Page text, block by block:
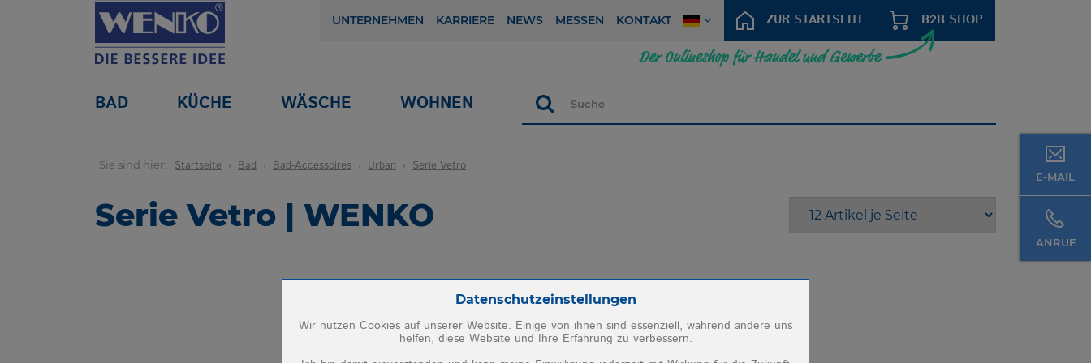
E-MAIL
ANRUF
UNTERNEHMEN KARRIERE NEWS MESSEN KONTAKT ZUR STARTSEITE B2B SHOP
BAD KÜCHE WÄSCHE WOHNEN Suche
Sie sind hier: Startseite Bad Bad-Accessoires Urban Serie Vetro
Serie Vetro | WENKO
Zum Betrieb der Seite notwendige Cookies:
Datenschutzeinstellungen
Wir nutzen Cookies auf unserer Website. Einige von ihnen sind essenziell, während andere uns
helfen, diese Website und Ihre Erfahrung zu verbessern.